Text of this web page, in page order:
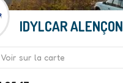
IDYLCAR ALENÇON
Voir sur la carte